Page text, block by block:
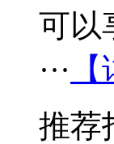
可以
···
推荐